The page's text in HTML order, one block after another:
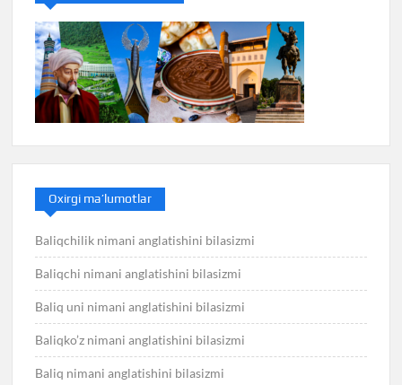
Oxirgi ma’lumotlar
Baliqchilik nimani anglatishini bilasizmi
Baliqchi nimani anglatishini bilasizmi
Baliq uni nimani anglatishini bilasizmi
Baliqko’z nimani anglatishini bilasizmi
Baliq nimani anglatishini bilasizmi